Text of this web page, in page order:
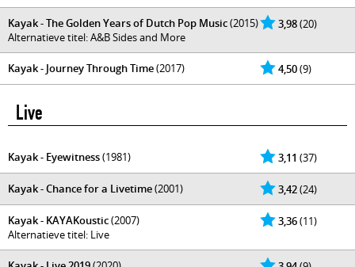
3,98(20)
Kayak - The Golden Years of Dutch Pop Music(2015)
Alternatieve titel: A&B Sides and More
4,50(9)
Kayak - Journey Through Time(2017)
Live
3,11 (37)
Kayak - Eyewitness(1981)
3,42(24)
Kayak - Chance for a Livetime(2001)
3,36(11)
Kayak - KAYAKoustic(2007)
Alternatieve titel: Live